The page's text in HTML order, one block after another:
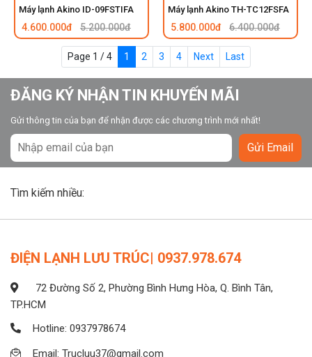
Máy lạnh Akino ID-09FSTIFA
4.600.000đ 5.200.000đ
Máy lạnh Akino TH-TC12FSFA
5.800.000đ 6.400.000đ
Page 1 / 4 1 2 3 4 Next Last
ĐĂNG KÝ NHẬN TIN KHUYẾN MÃI
Gửi thông tin của bạn để nhận được các chương trình mới nhất!
Gửi Email
Tìm kiếm nhiều:
ĐIỆN LẠNH LƯU TRÚC| 0937.978.674
72 Đường Số 2, Phường Bình Hưng Hòa, Q. Bình Tân,
TP.HCM
Hotline: 0937978674
Email: Trucluu37@gmail.com